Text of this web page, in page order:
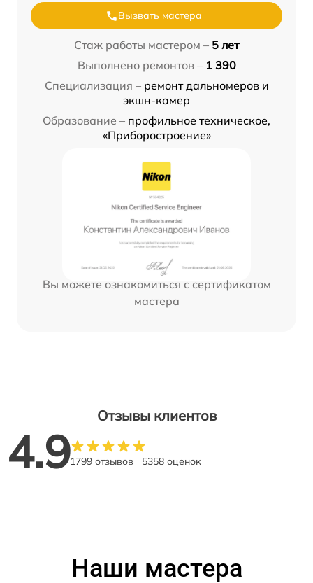
Вызвать мастера
Стаж работы мастером – 5 лет
Выполнено ремонтов – 1 390
Специализация – ремонт дальномеров и
экшн-камер
Образование – профильное техническое,
«Приборостроение»
Вы можете ознакомиться с сертификатом
мастера
Отзывы клиентов
4.91799 отзывов 5358 оценок
Наши мастера